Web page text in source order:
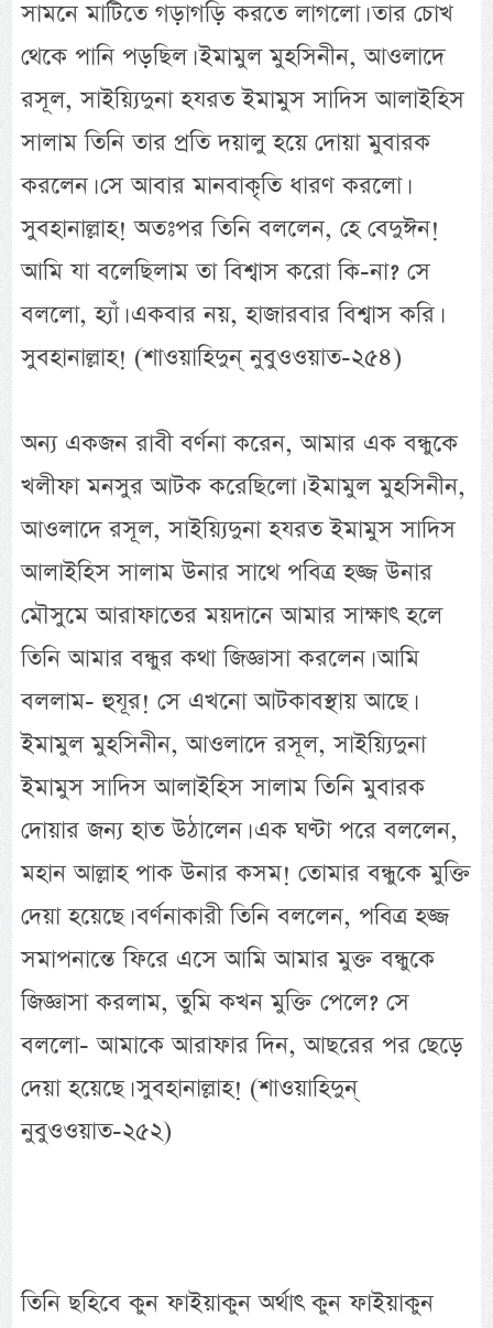
সামনে মাটিতে গড়াগড়ি করতে লাগলো। তার চোখ
থেকে পানি পড়ছিল। ইমামুল মুহসিনীন, আওলাদে
রসূল, সাইয়্যিদুনা হযরত ইমামুস সাদিস আলাইহিস
সালাম তিনি তার প্রতি দয়ালু হয়ে দোয়া মুবারক
করলেন। সে আবার মানবাকৃতি ধারণ করলো।
সুবহানাল্লাহ! অতঃপর তিনি বললেন, হে বেদুঈন!
আমি যা বলেছিলাম তা বিশ্বাস করো কি-না? সে
বললো, হ্যাঁ। একবার নয়, হাজারবার বিশ্বাস করি।
সুবহানাল্লাহ! (শাওয়াহিদুন্ নুবুওওয়াত-২৫৪)
অন্য একজন রাবী বর্ণনা করেন, আমার এক বন্ধুকে
খলীফা মনসুর আটক করেছিলো। ইমামুল মুহসিনীন,
আওলাদে রসূল, সাইয়্যিদুনা হযরত ইমামুস সাদিস
আলাইহিস সালাম উনার সাথে পবিত্র হজ্জ উনার
মৌসুমে আরাফাতের ময়দানে আমার সাক্ষাৎ হলে
তিনি আমার বন্ধুর কথা জিজ্ঞাসা করলেন। আমি
বললাম- হুযূর! সে এখনো আটকাবস্থায় আছে।
ইমামুল মুহসিনীন, আওলাদে রসূল, সাইয়্যিদুনা
ইমামুস সাদিস আলাইহিস সালাম তিনি মুবারক
দোয়ার জন্য হাত উঠালেন। এক ঘণ্টা পরে বললেন,
মহান আল্লাহ পাক উনার কসম! তোমার বন্ধুকে মুক্তি
দেয়া হয়েছে। বর্ণনাকারী তিনি বললেন, পবিত্র হজ্জ
সমাপনান্তে ফিরে এসে আমি আমার মুক্ত বন্ধুকে
জিজ্ঞাসা করলাম, তুমি কখন মুক্তি পেলে? সে
বললো- আমাকে আরাফার দিন, আছরের পর ছেড়ে
দেয়া হয়েছে। সুবহানাল্লাহ! (শাওয়াহিদুন্
নুবুওওয়াত-২৫২)
তিনি ছহিবে কুন ফাইয়াকুন অর্থাৎ কুন ফাইয়াকুন